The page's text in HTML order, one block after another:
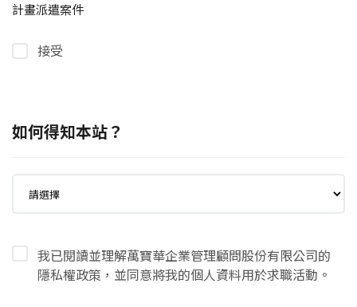
計畫派遣案件
接受
如何得知本站？
我已閱讀並理解萬寶華企業管理顧問股份有限公司的
隱私權政策，並同意將我的個人資料用於求職活動。